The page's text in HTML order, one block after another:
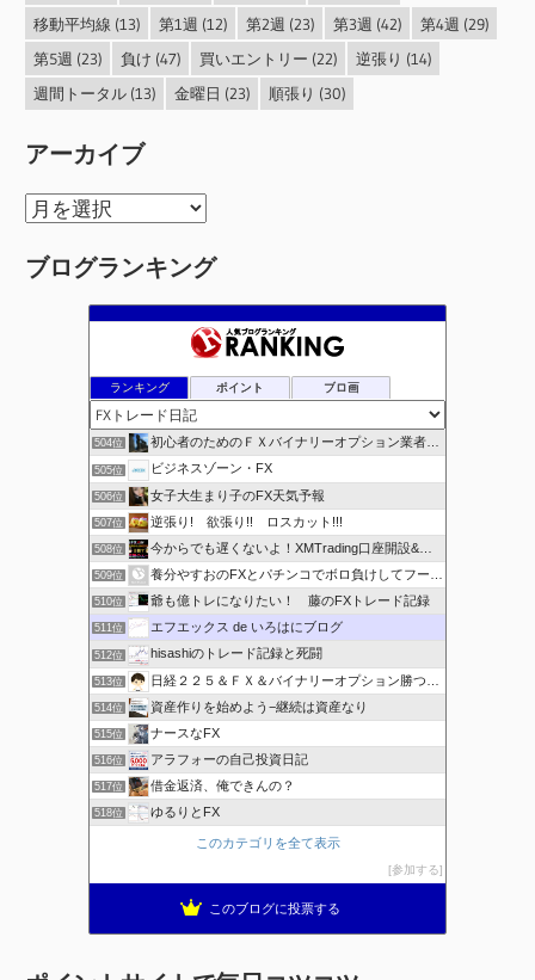
移動平均線 (13) 第1週 (12) 第2週 (23) 第3週 (42) 第4週 (29)
第5週 (23) 負け (47) 買いエントリー (22) 逆張り (14)
週間トータル(13) 金曜日 (23) 順張り (30)
アーカイブ
ア
カ
ブログランキング
ランキング ポイント ブロ画
504位 初心者のためのＦＸバイナリーオプション業者比較.com
505位 ビジネスゾーン・FX
506位 女子大生まり子のFX天気予報
507位 逆張り! 欲張り!! ロスカット!!!
508位 今からでも遅くないよ！XMTrading口座開設&攻略ブログ
509位 養分やすおのFXとパチンコでボロ負けしてフーゾクへ
510位 爺も億トレになりたい！ 藤のFXトレード記録
511位 エフエックス de いろはにブログ
512位 hisashiのトレード記録と死闘
513位 日経２２５＆ＦＸ＆バイナリーオプション勝つための
514位 資産作りを始めよう−継続は資産なり
515位 ナースなFX
516位 アラフォーの自己投資日記
517位 借金返済、俺できんの？
518位 ゆるりとFX
このカテゴリを全て表示
参加する
このブログに投票する